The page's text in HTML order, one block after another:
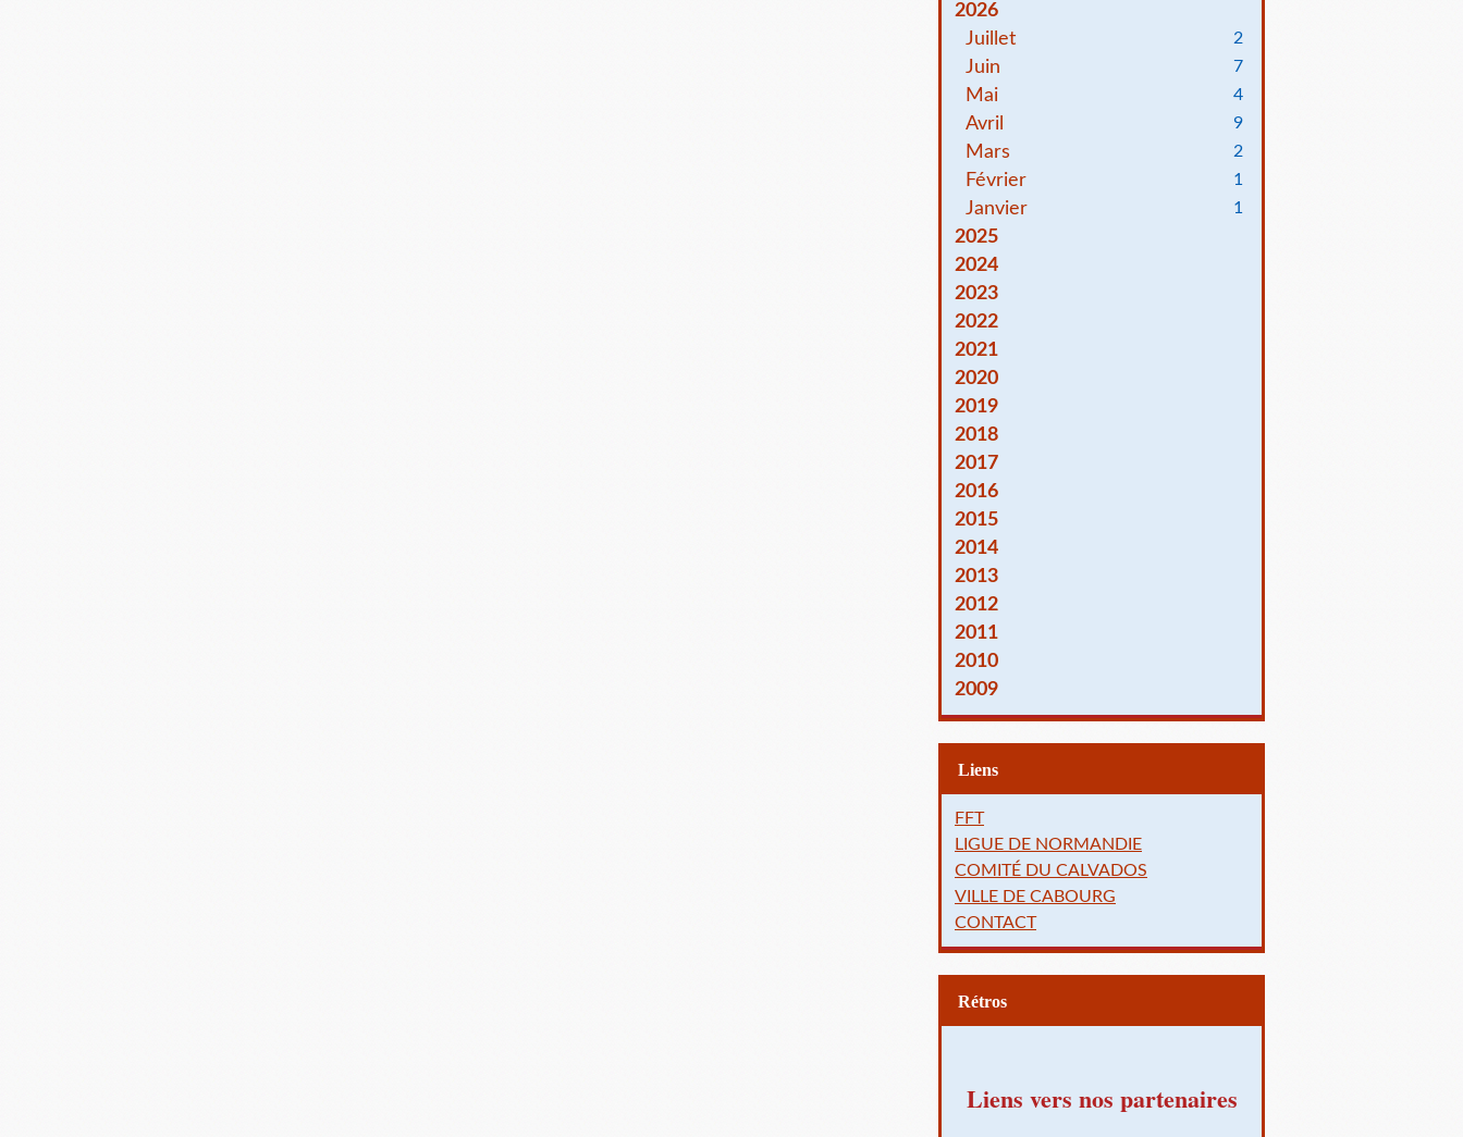
2026
Juillet
2
Juin 7
Mai 4
Avril 9
Mars 2
Février 1
Janvier 1
2025
2024
2023
2022
2021
2020
2019
2018
2017
2016
2015
2014
2013
2012
2011
2010
2009
Liens
FFT
LIGUE DE NORMANDIE
COMITÉ DU CALVADOS
VILLE DE CABOURG
CONTACT
Rétros
Liens vers nos partenaires